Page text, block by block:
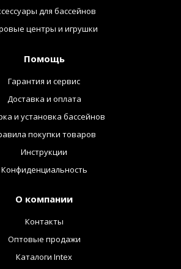
для бассейнов
центры и игрушки
Помощь
Гарантия и сервис
Доставка и оплата
и установка бассейнов
покупки товаров
Инструкции
Конфиденциальность
О компании
Контакты
Оптовые продажи
Каталоги Intex